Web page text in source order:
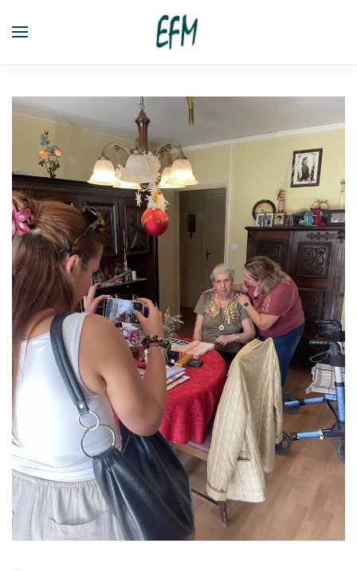
Passer au contenu principal